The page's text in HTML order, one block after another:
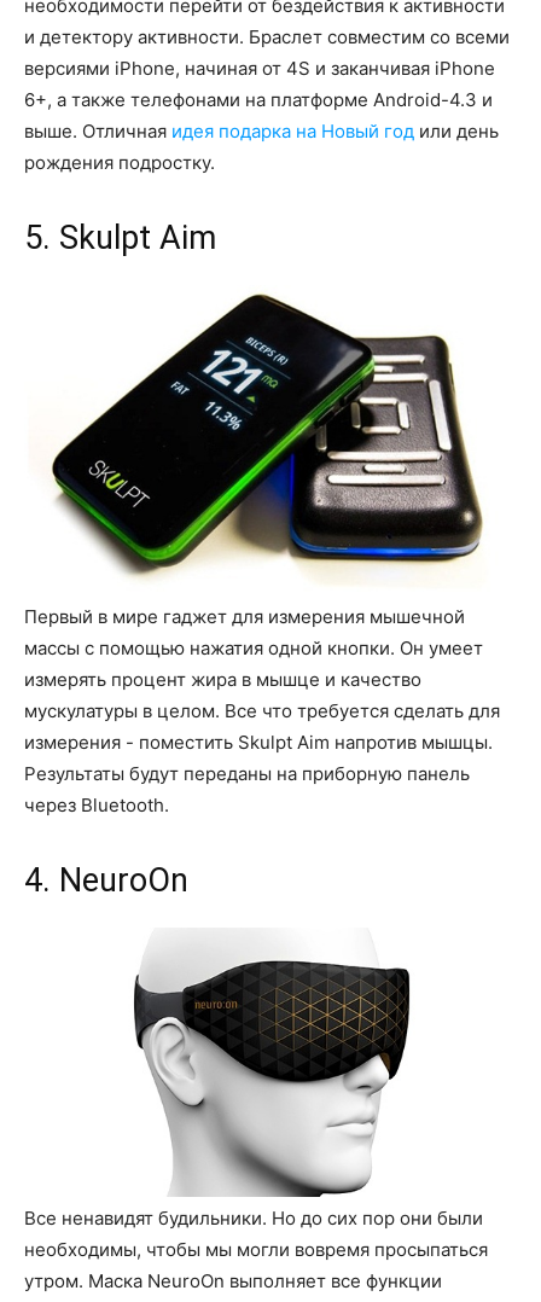
необходимости перейти от бездействия к активности
и детектору активности. Браслет совместим со всеми
версиями iPhone, начиная от 4S и заканчивая iPhone
6+, а также телефонами на платформе Android-4.3 и
выше. Отличная идея подарка на Новый год или день
рождения подростку.
5. Skulpt Aim
Первый в мире гаджет для измерения мышечной
массы с помощью нажатия одной кнопки. Он умеет
измерять процент жира в мышце и качество
мускулатуры в целом. Все что требуется сделать для
измерения - поместить Skulpt Aim напротив мышцы.
Результаты будут переданы на приборную панель
через Bluetooth.
4. NeuroOn
Все ненавидят будильники. Но до сих пор они были
необходимы, чтобы мы могли вовремя просыпаться
утром. Маска NeuroOn выполняет все функции